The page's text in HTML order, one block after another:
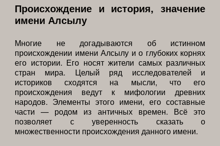
Происхождение и история, значение
имени Алсылу
Многие не догадываются об истинном
происхождении имени Алсылу и о глубоких корнях
его истории. Его носят жители самых различных
стран мира. Целый ряд исследователей и
историков сходятся на мысли, что его
происхождения ведут к мифологии древних
народов. Элементы этого имени, его составные
части — родом из античных времен. Всё это
позволяет с уверенность сказать о
множественности происхождения данного имени.